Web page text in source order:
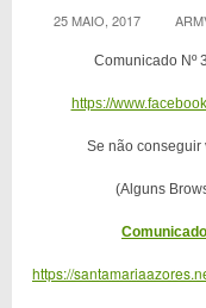
25 MAIO, 2017
Comunicado Nº
https://
Se não
(Alguns
https://